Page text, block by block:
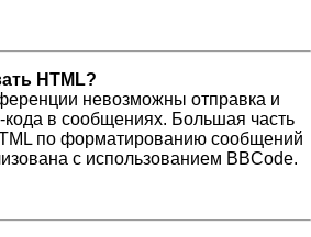
HTML?
невозможны отправка и
кода в сообщениях. Большая часть
по форматированию сообщений
с использованием BBCode.